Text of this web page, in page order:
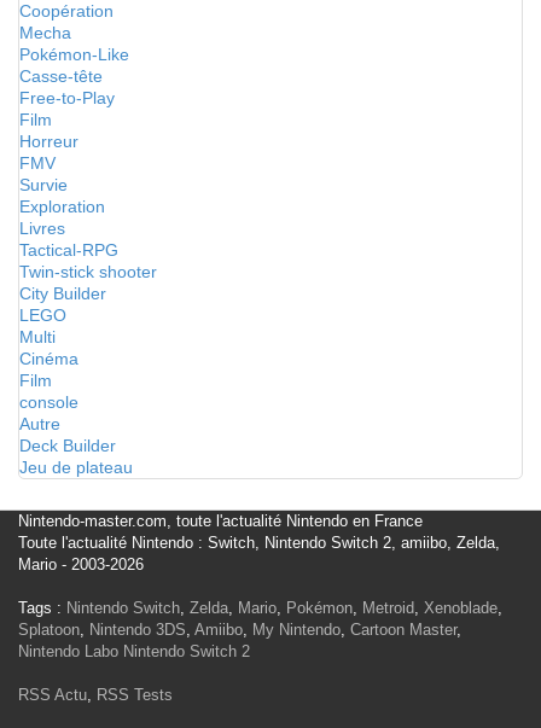
Coopération
Mecha
Pokémon-Like
Casse-tête
Free-to-Play
Film
Horreur
FMV
Survie
Exploration
Livres
Tactical-RPG
Twin-stick shooter
City Builder
LEGO
Multi
Cinéma
Film
console
Autre
Deck Builder
Jeu de plateau
Nintendo-master.com, toute l'actualité Nintendo en France
Toute l'actualité Nintendo : Switch, Nintendo Switch 2, amiibo, Zelda,
Mario - 2003-2026
Tags : Nintendo Switch, Zelda, Mario, Pokémon, Metroid, Xenoblade,
Splatoon, Nintendo 3DS, Amiibo, My Nintendo, Cartoon Master,
Nintendo Labo Nintendo Switch 2
RSS Actu, RSS Tests